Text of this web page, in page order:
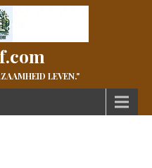
LEVEN."